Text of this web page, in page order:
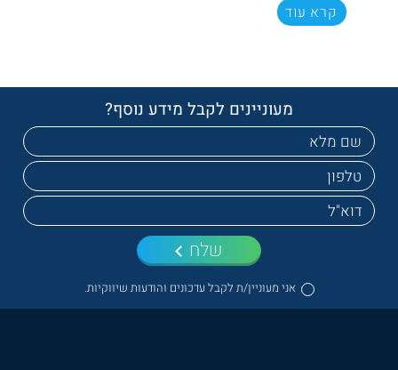
קרא עוד
מעוניינים לקבל מידע נוסף?
אני מעוניין/ת לקבל עדכונים והודעות שיווקיות.
שלח